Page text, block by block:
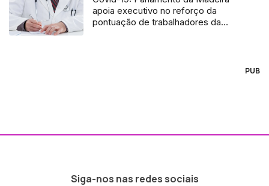
apoia executivo no reforço da
pontuação de trabalhadores da
PUB
Siga-nos nas redes sociais